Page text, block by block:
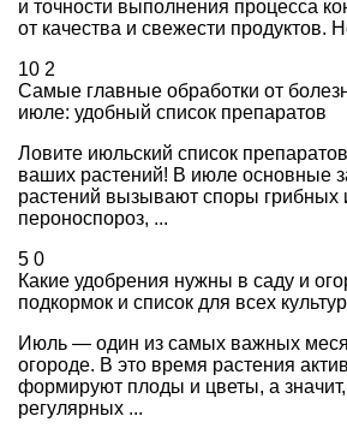
и точности выполнения процесса
от качества и свежести продуктов.
10 2
Самые главные обработки от
июле: удобный список препаратов
Ловите июльский список
ваших растений! В июле основные
растений вызывают споры
пероноспороз, ...
5 0
Какие удобрения нужны в саду и
подкормок и список для всех культур
Июль — один из самых важных
огороде. В это время растения
формируют плоды и цветы, а
регулярных ...